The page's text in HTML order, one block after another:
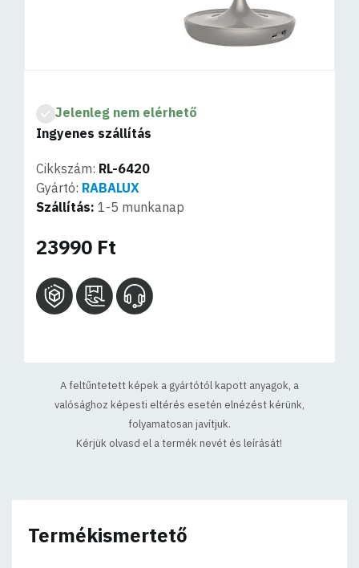
Jelenleg nem elérhető
Ingyenes szállítás
Cikkszám: RL-6420
Gyártó: RABALUX
Szállítás: 1-5 munkanap
23990 Ft
A feltűntetett képek a gyártótól kapott anyagok, a
valósághoz képesti eltérés esetén elnézést kérünk,
folyamatosan javítjuk.
Kérjük olvasd el a termék nevét és leírását!
Termékismertető